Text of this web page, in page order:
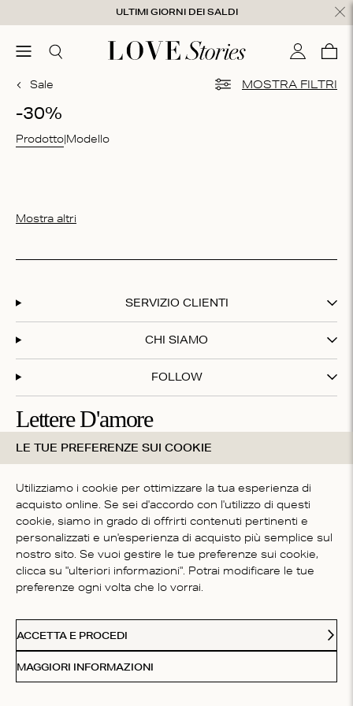
ULTIMI GIORNI DEI SALDI
menuCerca Il mio0
Sale
-30%
Prodotto Modello
MOSTRA FILTRI
Mostra altri
SERVIZIO CLIENTI
CHI SIAMO
FOLLOW
Lettere D'amore
Iscriviti alla nostra newsletter e ottieni il 20% di sconto sul
tuo primo acquisto!
Iscrivendoti accetti i nostritermini e condizioni
NAZIONE
Italy
Metodi di pagamento accettati
LE TUE PREFERENZE SUI COOKIE
Utilizziamo i cookie per ottimizzare la tua esperienza di
acquisto online. Se sei d'accordo con l'utilizzo di questi
cookie, siamo in grado di offrirti contenuti pertinenti e
personalizzati e un'esperienza di acquisto più semplice sul
nostro sito. Se vuoi gestire le tue preferenze sui cookie,
clicca su "ulteriori informazioni". Potrai modificare le tue
preferenze ogni volta che lo vorrai.
ACCETTA E PROCEDI
MAGGIORI INFORMAZIONI